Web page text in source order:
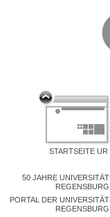
STARTSEITE UR
50 JAHRE UNIVERSITÄT
REGENSBURG
PORTAL DER UNIVERSITÄT
REGENSBURG